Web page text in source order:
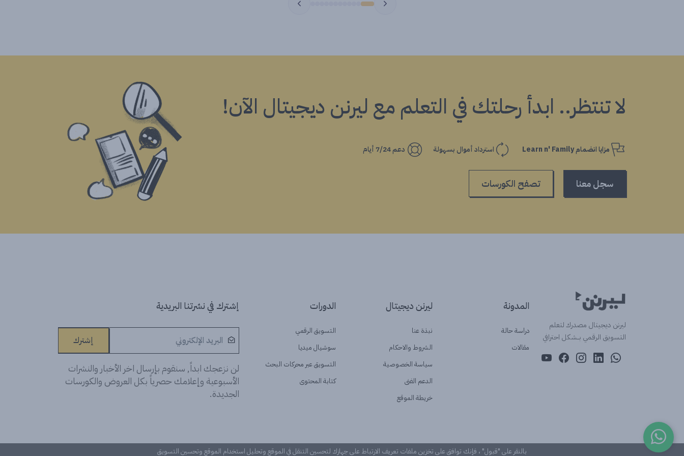
لا تنتظر.. ابدأ رحلتك في التعلم مع ليرنن ديجيتال الآن!
مزايا انضمام Learn n' Family استرداد أموال بسهولة دعم 7/24 أيام
سجل معنا تصفح الكورسات
ليرنن ديجيتال مصدرك لتعلم
التسويق الرقمي بــشكل احترافي
المدونة
دراسة حالة
مقالات
ليرنن ديجيتال
نبذة عنا
الشروط والاحكام
سياسة الخصوصية
الدعم الفنى
خريطة الموقع
الدورات
التسويق الرقمي
سوشيال ميديا
التسويق عبر محركات البحث
كتابة المحتوى
إشترك في نشرتنا البريدية
إشترك
لن نزعجك ابداً, سنقوم بإرسال اخر الأخبار والنشرات
الأسبوعية وإعلامك حصرياً بكل العروض والكورسات
الجديدة.
بالنقر على "قبول" ، فإنك توافق على تخزين ملفات تعريف الارتباط على جهازك لتحسين التنقل في الموقع وتحليل استخدام الموقع وتحسين التسويق